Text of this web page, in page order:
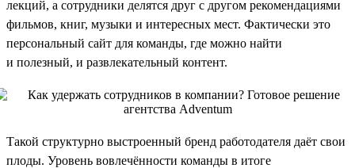
лекций, а сотрудники делятся друг с другом рекомендациями
фильмов, книг, музыки и интересных мест. Фактически это
персональный сайт для команды, где можно найти
и полезный, и развлекательный контент.
Такой структурно выстроенный бренд работодателя даёт свои
плоды. Уровень вовлечённости команды в итоге